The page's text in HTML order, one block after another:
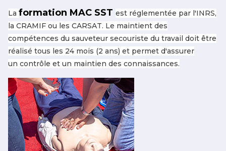
La formation MAC SST est réglementée par l'INRS,
la CRAMIF ou les CARSAT. Le maintient des
compétences du sauveteur secouriste du travail doit être
réalisé tous les 24 mois (2 ans) et permet d'assurer
un contrôle et un maintien des connaissances.